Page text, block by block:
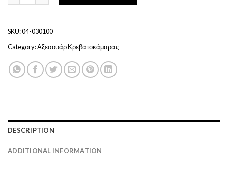
SKU:04-030100
Category:Αξεσουάρ Κρεβατοκάμαρας
DESCRIPTION
ADDITIONAL INFORMATION